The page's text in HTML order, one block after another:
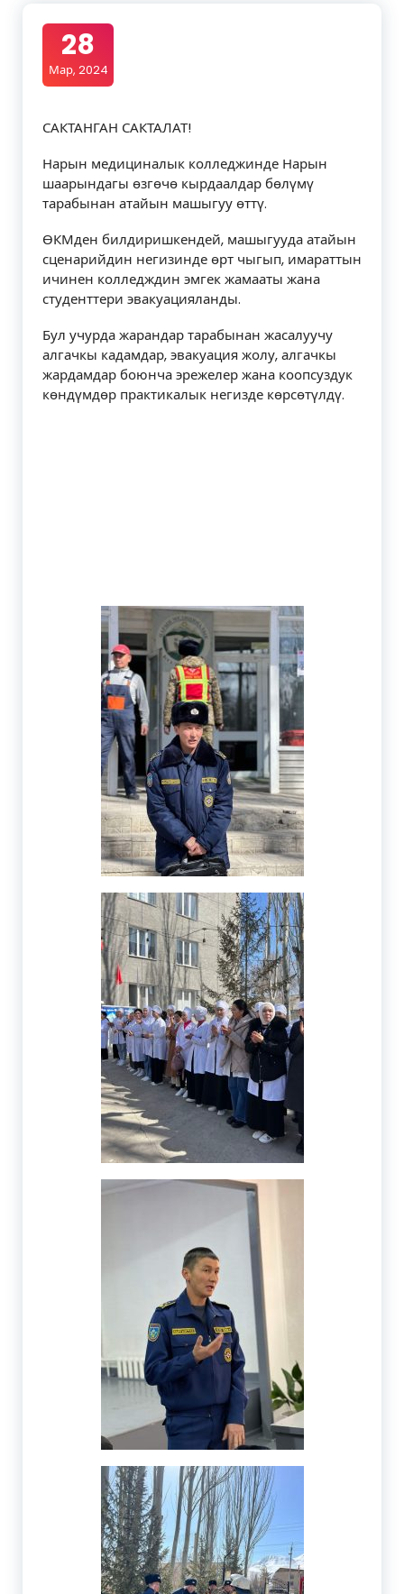
28
Мар, 2024
САКТАНГАН САКТАЛАТ!
Нарын медициналык колледжинде Нарын
шаарындагы өзгөчө кырдаалдар бөлүмү
тарабынан атайын машыгуу өттү.
ӨКМден билдиришкендей, машыгууда атайын
сценарийдин негизинде өрт чыгып, имараттын
ичинен колледждин эмгек жамааты жана
студенттери эвакуацияланды.
Бул учурда жарандар тарабынан жасалуучу
алгачкы кадамдар, эвакуация жолу, алгачкы
жардамдар боюнча эрежелер жана коопсуздук
көндүмдөр практикалык негизде көрсөтүлдү.